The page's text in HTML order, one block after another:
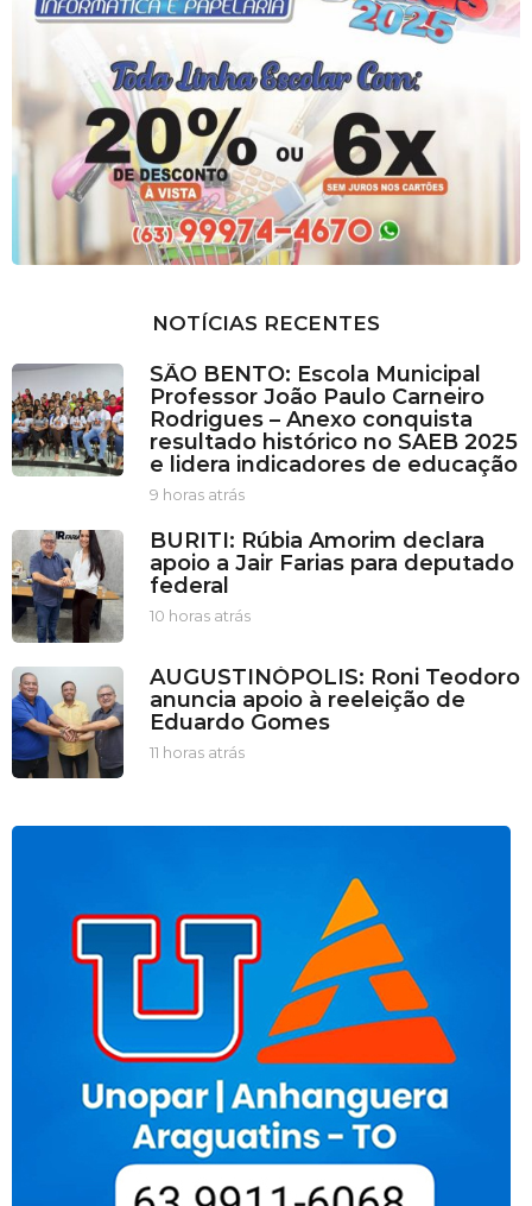
NOTÍCIAS RECENTES
SÃO BENTO: Escola Municipal
Professor João Paulo Carneiro
Rodrigues – Anexo conquista
resultado histórico no SAEB 2025
e lidera indicadores de educação
9 horas atrás9
o
r
r
á
s
BURITI: Rúbia Amorim declara
apoio a Jair Farias para deputado
federal
10 horas atrás1
o
r
a
AUGUSTINÓPOLIS: Roni Teodoro
anuncia apoio à reeleição de
Eduardo Gomes
11 horas atrás1
a
r